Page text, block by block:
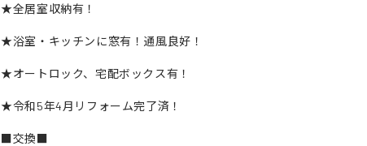
★全居室収納有！
★浴室・キッチンに窓有！通風良好！
★オートロック、宅配ボックス有！
★令和5年4月リフォーム完了済！
■交換■